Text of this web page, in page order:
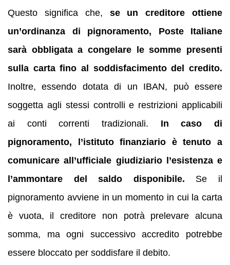
Questo significa che, se un creditore ottiene
un’ordinanza di pignoramento, Poste Italiane
sarà obbligata a congelare le somme presenti
sulla carta fino al soddisfacimento del credito.
Inoltre, essendo dotata di un IBAN, può essere
soggetta agli stessi controlli e restrizioni applicabili
ai conti correnti tradizionali. In caso di
pignoramento, l’istituto finanziario è tenuto a
comunicare all’ufficiale giudiziario l’esistenza e
l’ammontare del saldo disponibile. Se il
pignoramento avviene in un momento in cui la carta
è vuota, il creditore non potrà prelevare alcuna
somma, ma ogni successivo accredito potrebbe
essere bloccato per soddisfare il debito.